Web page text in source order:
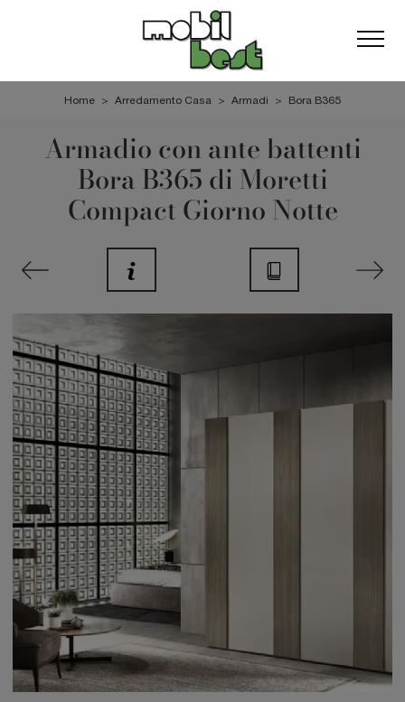
Home > Arredamento Casa > Armadi > Bora B365
Armadio con ante battenti
Bora B365 di Moretti
Compact Giorno Notte